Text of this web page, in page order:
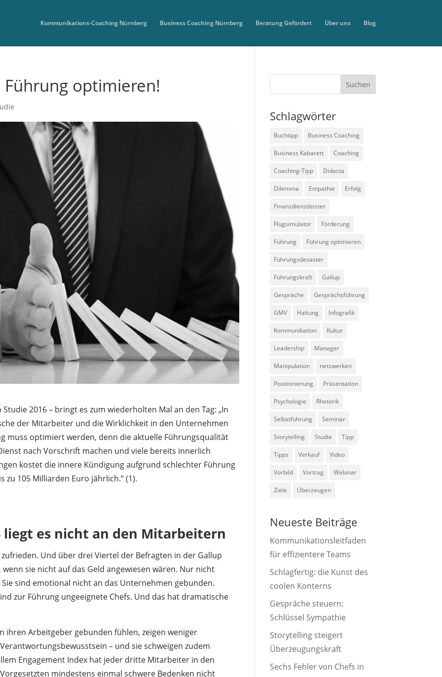
Kommunikations-Coaching Nürnberg Business Coaching Nürnberg Beratung Gefördert Über uns Blog
Führung optimieren!
2016 – bringt es zum wiederholten Mal an den Tag: „In
der Mitarbeiter und die Wirklichkeit in den Unternehmen
muss optimiert werden, denn die aktuelle Führungsqualität
nach Vorschrift machen und viele bereits innerlich
kostet die innere Kündigung aufgrund schlechter Führung
105 Milliarden Euro jährlich.“ (1).
liegt es nicht an den Mitarbeitern
Und über drei Viertel der Befragten in der Gallup
sie nicht auf das Geld angewiesen wären. Nur nicht
sind emotional nicht an das Unternehmen gebunden.
zur Führung ungeeignete Chefs. Und das hat dramatische
ihren Arbeitgeber gebunden fühlen, zeigen weniger
– und sie schweigen zudem
Engagement Index hat jeder dritte Mitarbeiter in den
mindestens einmal schwere Bedenken nicht
Schlagwörter
Buchtipp Business Coaching
Business Kabarett Coaching
Coaching-Tipp Didacta
Dilemma Empathie Erfolg
Finanzdienstleister
Flugsimulator Förderung
Führung Führung optimieren
Führungsdesaster
Führungskraft Gallup
Gespräche Gesprächsführung
GMV Haltung Infografik
Kommunikation Kultur
Leadership Manager
Manipulation netzwerken
Positionierung Präsentation
Psychologie Rhetorik
Selbstführung Seminar
Storytelling Studie Tipp
Tipps Verkauf Video
Vorbild Vortrag Webinar
Ziele Überzeugen
Neueste Beiträge
Kommunikationsleitfaden
für effizientere Teams
Schlagfertig: die Kunst des
coolen Konterns
Gespräche steuern:
Schlüssel Sympathie
Storytelling steigert
Überzeugungskraft
Sechs Fehler von Chefs in